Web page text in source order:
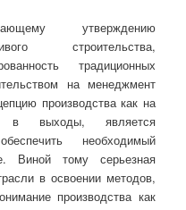
утверждению
строительства,
традиционных
на менеджмент
производства как на
в выходы, является
необходимый
Виной тому серьезная
в освоении методов,
производства как